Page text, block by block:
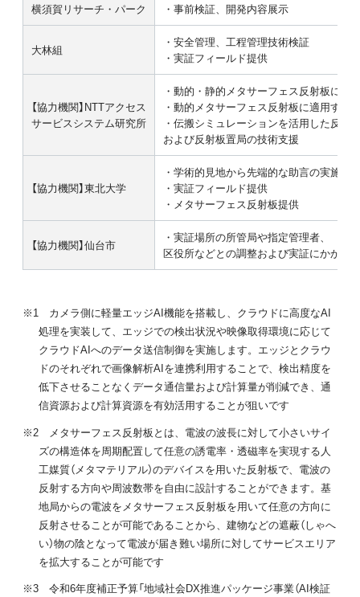
横須賀リサーチ・パーク ・事前検証、開発内容展示
大林組
・安全管理、工程管理技術検証
・実証フィールド提供
【協力機関】NTTアクセス
サービスシステム研究所
・動的・静的メタサーフェス反射板に関
・動的メタサーフェス反射板に適用する
・伝搬シミュレーションを活用した反射
および反射板置局の技術支援
【協力機関】東北大学
・学術的見地から先端的な助言の実施
・実証フィールド提供
・メタサーフェス反射板提供
【協力機関】仙台市
・実証場所の所管局や指定管理者、
区役所などとの調整および実証にかかる
※1 カメラ側に軽量エッジAI機能を搭載し、クラウドに高度なAI
処理を実装して、エッジでの検出状況や映像取得環境に応じて
クラウドAIへのデータ送信制御を実施します。エッジとクラウ
ドのそれぞれで画像解析AIを連携利用することで、検出精度を
低下させることなくデータ通信量および計算量が削減でき、通
信資源および計算資源を有効活用することが狙いです
※2 メタサーフェス反射板とは、電波の波長に対して小さいサイ
ズの構造体を周期配置して任意の誘電率・透磁率を実現する人
工媒質（メタマテリアル）のデバイスを用いた反射板で、電波の
反射する方向や周波数帯を自由に設計することができます。基
地局からの電波をメタサーフェス反射板を用いて任意の方向に
反射させることが可能であることから、建物などの遮蔽（しゃへ
い）物の陰となって電波が届き難い場所に対してサービスエリア
を拡大することが可能です
※3 令和6年度補正予算「地域社会DX推進パッケージ事業（AI検証